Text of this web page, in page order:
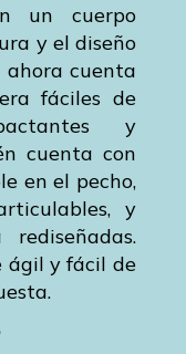
un cuerpo
y el diseño
ahora cuenta
fáciles de
y
cuenta con
en el pecho,
y
ágil y fácil de